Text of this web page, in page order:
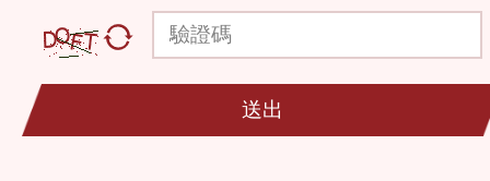
驗證碼
送出